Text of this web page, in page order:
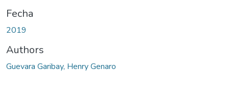
Fecha
2019
Authors
Guevara Garibay, Henry Genaro